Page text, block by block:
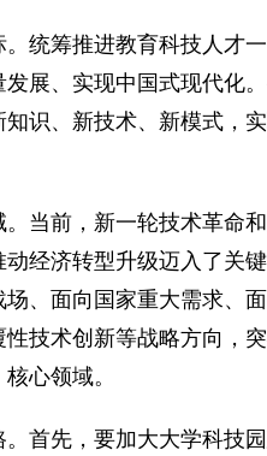
筹推进教育科技人才一
展、实现中国式现代化
识、新技术、新模式，实
前，新一轮技术革命和
经济转型升级迈入了关
、面向国家重大需求、
技术创新等战略方向，
心领域。
先，要加大大学科技园